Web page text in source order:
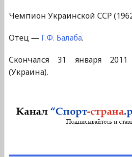
Чемпион Украинской ССР
Отец — Г.Ф. Балаба.
Скончался 31 января
(Украина).